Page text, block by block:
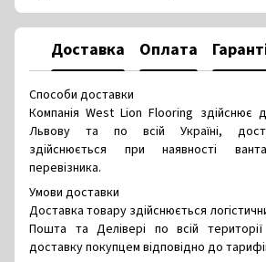
Доставка Оплата
Способи доставки
Компанія West Lion Flooring здійснює
Львову та по всій Україні,
здійснюється при наявності
перевізника.
Умови доставки
Доставка товару здійснюється
Пошта та Делівері по всій
доставку покупцем відповідно до